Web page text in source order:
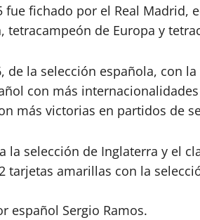
fichado por el Real Madrid,
de Europa y
la selección española, con
con más
más victorias en partidos de
selección de Inglaterra y el
amarillas con la
español Sergio Ramos.